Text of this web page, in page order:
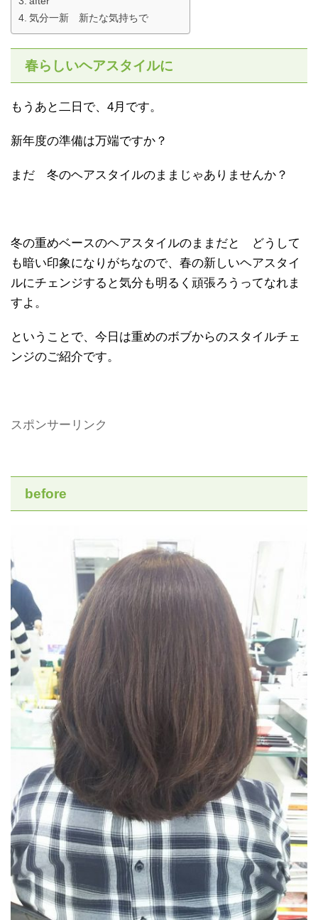
気分一新 新たな気持ちで
春らしいヘアスタイルに
もうあと二日で、4月です。
新年度の準備は万端ですか？
まだ 冬のヘアスタイルのままじゃありませんか？
冬の重めベースのヘアスタイルのままだと どうして
も暗い印象になりがちなので、春の新しいヘアスタイ
ルにチェンジすると気分も明るく頑張ろうってなれま
すよ。
ということで、今日は重めのボブからのスタイルチェ
ンジのご紹介です。
スポンサーリンク
before